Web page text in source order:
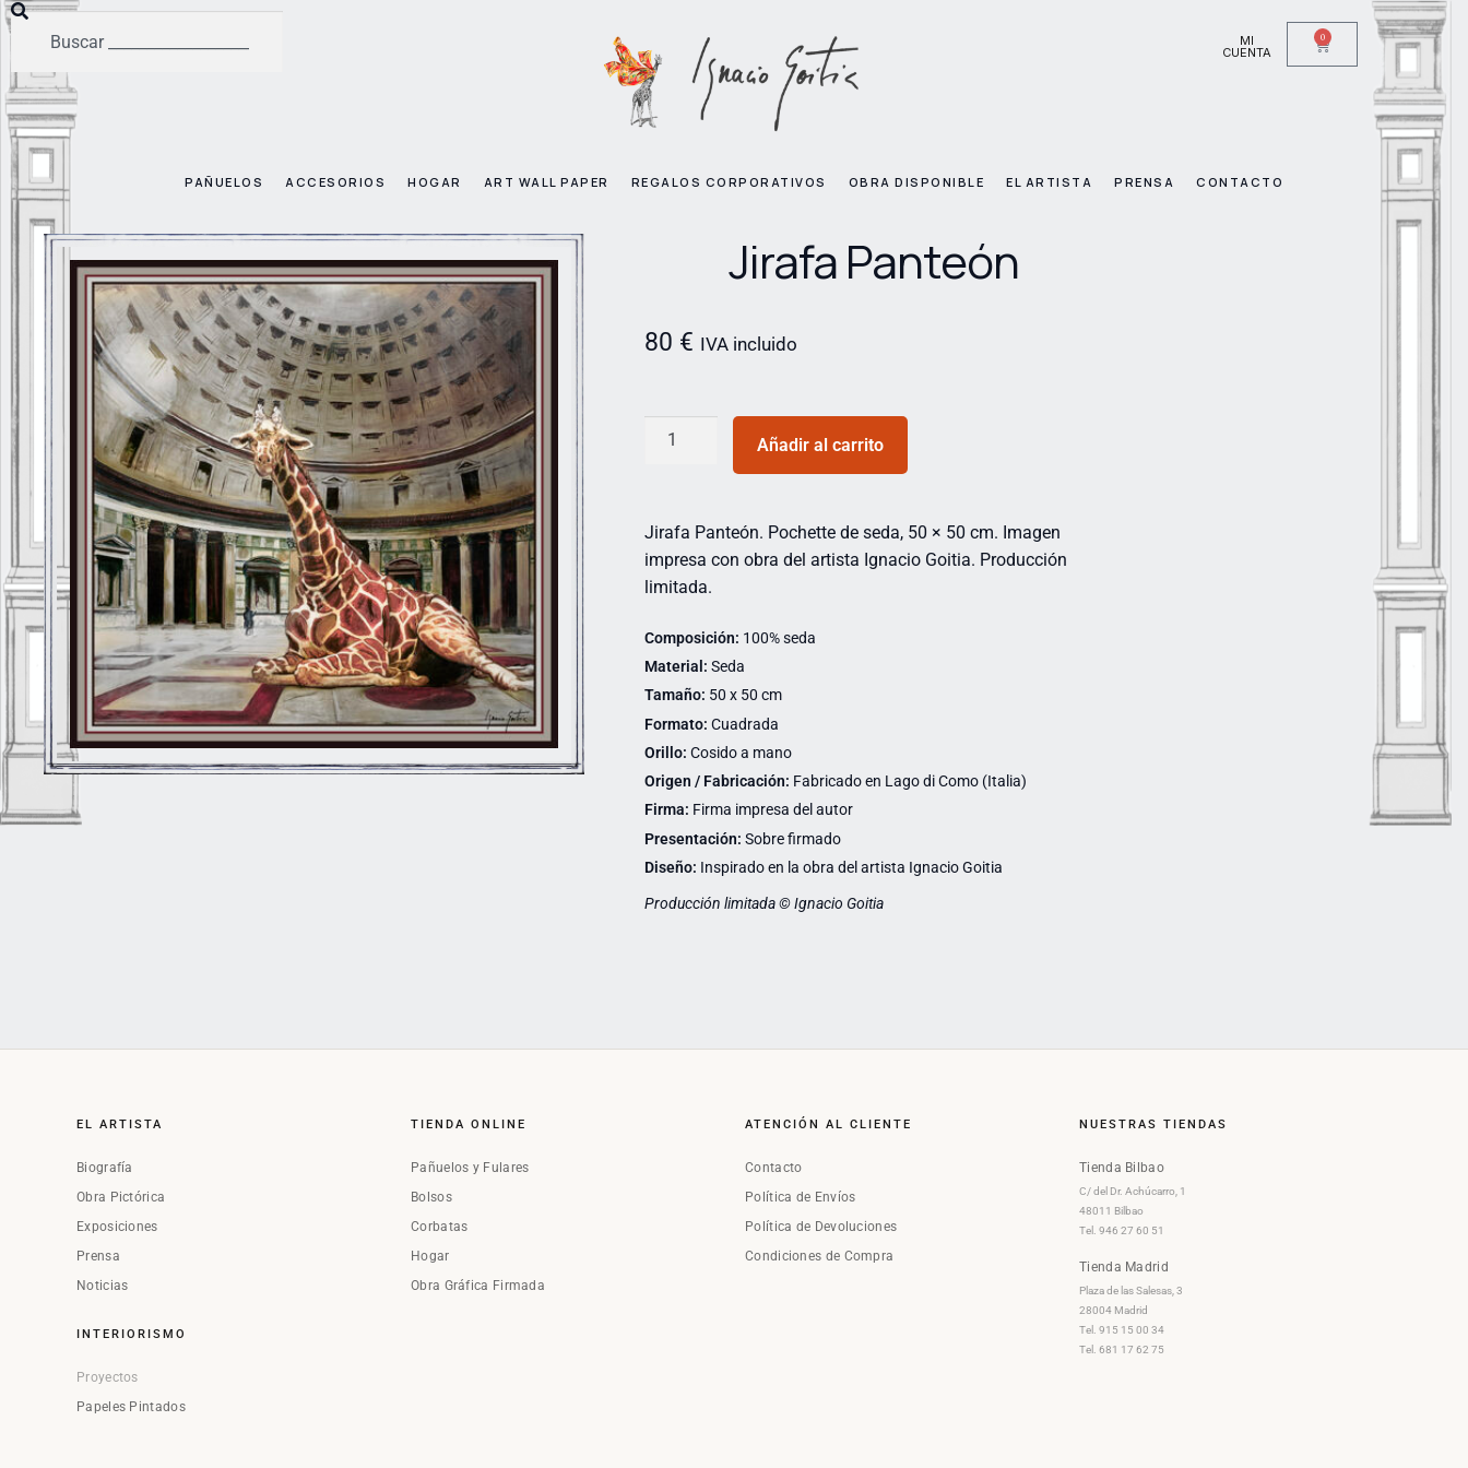
MI
CUENTA
0
PAÑUELOS ACCESORIOS HOGAR ART WALL PAPER REGALOS CORPORATIVOS OBRA DISPONIBLE EL ARTISTA PRENSA CONTACTO
Jirafa Panteón
80 € IVA incluido
Añadir al carrito
Jirafa Panteón. Pochette de seda, 50 × 50 cm. Imagen
impresa con obra del artista Ignacio Goitia. Producción
limitada.
Composición: 100% seda
Material: Seda
Tamaño: 50 x 50 cm
Formato: Cuadrada
Orillo: Cosido a mano
Origen / Fabricación: Fabricado en Lago di Como (Italia)
Firma: Firma impresa del autor
Presentación: Sobre firmado
Diseño: Inspirado en la obra del artista Ignacio Goitia
Producción limitada © Ignacio Goitia
EL ARTISTA
Biografía
Obra Pictórica
Exposiciones
Prensa
Noticias
INTERIORISMO
Proyectos
Papeles Pintados
TIENDA ONLINE
Pañuelos y Fulares
Bolsos
Corbatas
Hogar
Obra Gráfica Firmada
ATENCIÓN AL CLIENTE
Contacto
Política de Envíos
Política de Devoluciones
Condiciones de Compra
NUESTRAS TIENDAS
Tienda Bilbao
C/ del Dr. Achúcarro, 1
48011 Bilbao
Tel. 946 27 60 51
Tienda Madrid
Plaza de las Salesas, 3
28004 Madrid
Tel. 915 15 00 34
Tel. 681 17 62 75